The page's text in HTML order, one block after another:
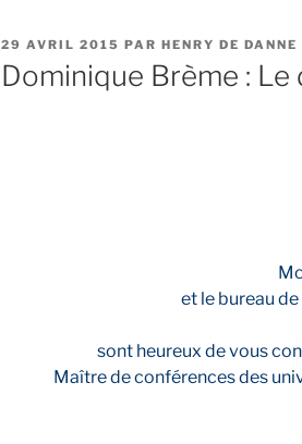
PUBLIÉ
LE
29 AVRIL 2015 PAR HENRY DE DANNE
Dominique Brème :
et le bureau
sont heureux de vous
Maître de conférences des